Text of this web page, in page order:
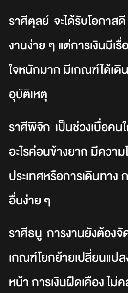
ราศีตุลย์ จะได้รับโอกาส
งานง่าย ๆ แต่การเงินมีเ
ใจหนักมาก มีเกณฑ์ได้เดิ
อุบัติเหตุ
ราศีพิจิก เป็นช่วงเบื่อคน
อะไรค่อนข้างยาก มีควา
ประเทศหรือการเดินทาง
อื่นง่าย ๆ
ราศีธนู การงานยังต้องจั
เกณฑ์โยกย้ายเปลี่ยนแป
หน้า การเงินฝืดเคือง ไม่